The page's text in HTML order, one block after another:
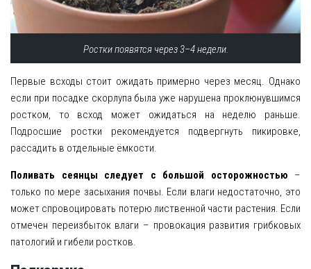
Ростки появятся через 3–4 недели.
Первые всходы стоит ожидать примерно через месяц. Однако
если при посадке скорлупа была уже нарушена проклюнувшимся
ростком, то всход может ожидаться на неделю раньше.
Подросшие ростки рекомендуется подвергнуть пикировке,
рассадить в отдельные ёмкости.
Поливать сеянцы следует с большой осторожностью –
только по мере засыхания почвы. Если влаги недостаточно, это
может спровоцировать потерю лиственной части растения. Если
отмечен переизбыток влаги – провокация развития грибковых
патологий и гибели ростков.